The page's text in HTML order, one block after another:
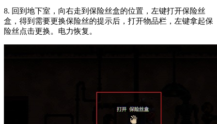
8. 回到地下室，向右走到保险丝盒的位置，左键打开保险丝
盒，得到需要更换保险丝的提示后，打开物品栏，左键拿起保
险丝点击更换。电力恢复。